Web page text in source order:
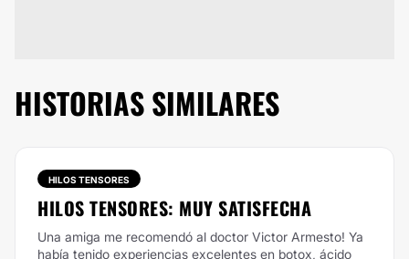
HISTORIAS SIMILARES
HILOS TENSORES
HILOS TENSORES: MUY SATISFECHA
Una amiga me recomendó al doctor Victor Armesto! Ya
había tenido experiencias excelentes en botox, ácido